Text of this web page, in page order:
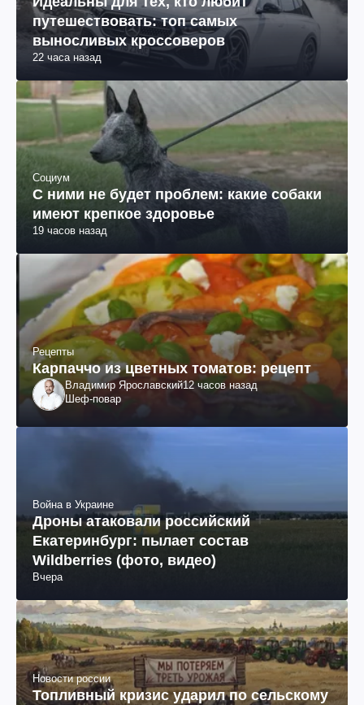
путешествовать: топ самых
выносливых кроссоверов
22 часа назад
Социум
С ними не будет проблем: какие собаки
имеют крепкое здоровье
19 часов назад
Рецепты
Карпаччо из цветных томатов: рецепт
Владимир Ярославский12 часов назад
Шеф-повар
Война в Украине
Дроны атаковали российский
Екатеринбург: пылает состав
Wildberries (фото, видео)
Вчера
Новости россии
Топливный кризис ударил по сельскому